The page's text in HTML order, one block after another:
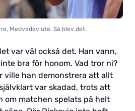
Medvedev ute. Så blev det.
var väl också det. Han vann,
bra för honom. Vad tror ni?
ville han demonstrera att allt
var skadad, trots att
om matchen spelats på helt